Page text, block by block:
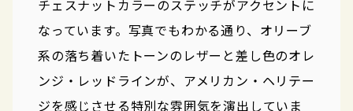
チェスナットカラーのステッチがアクセントに
なっています。写真でもわかる通り、オリーブ
系の落ち着いたトーンのレザーと差し色のオレ
ンジ・レッドラインが、アメリカン・ヘリテー
ジを感じさせる特別な雰囲気を演出していま